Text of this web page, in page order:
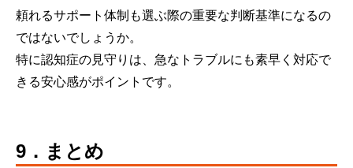
頼れるサポート体制も選ぶ際の重要な判断基準になるの
ではないでしょうか。
特に認知症の見守りは、急なトラブルにも素早く対応で
きる安心感がポイントです。
9．まとめ